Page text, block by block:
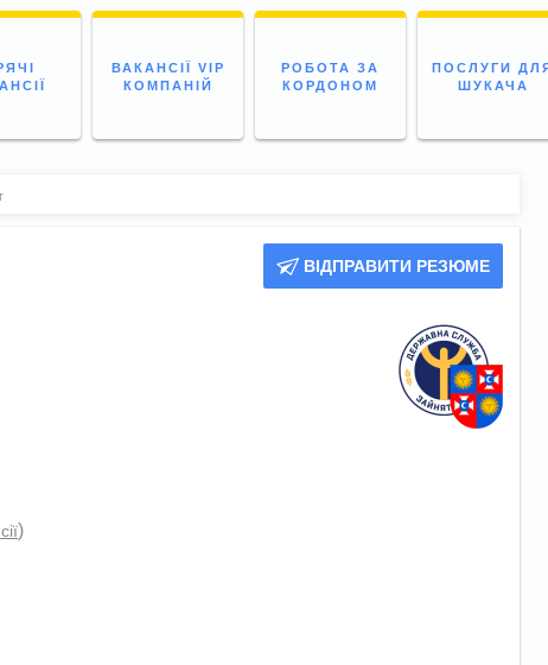
ВАКАНСІЇ VIP
КОМПАНІЙ
РОБОТА ЗА
КОРДОНОМ
ПОСЛУГИ
ШУКАЧА
ВІДПРАВИТИ РЕЗЮМЕ
)